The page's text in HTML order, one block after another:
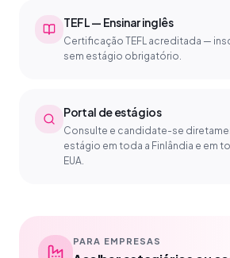
TEFL — Ensinar inglês
Certificação TEFL acreditada —
sem estágio obrigatório.
Portal de estágios
Consulte e candidate-se
estágio em toda a Finlândia e em
EUA.
PARA EMPRESAS